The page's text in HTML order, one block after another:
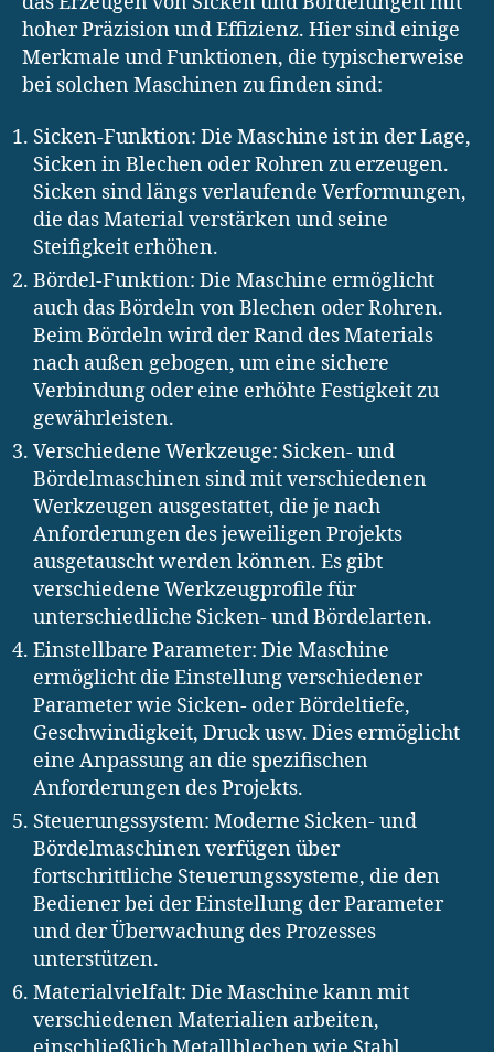
hoher Präzision und Effizienz. Hier sind einige
Merkmale und Funktionen, die typischerweise
bei solchen Maschinen zu finden sind:
Sicken-Funktion: Die Maschine ist in der Lage,
Sicken in Blechen oder Rohren zu erzeugen.
Sicken sind längs verlaufende Verformungen,
die das Material verstärken und seine
Steifigkeit erhöhen.
Bördel-Funktion: Die Maschine ermöglicht
auch das Bördeln von Blechen oder Rohren.
Beim Bördeln wird der Rand des Materials
nach außen gebogen, um eine sichere
Verbindung oder eine erhöhte Festigkeit zu
gewährleisten.
Verschiedene Werkzeuge: Sicken- und
Bördelmaschinen sind mit verschiedenen
Werkzeugen ausgestattet, die je nach
Anforderungen des jeweiligen Projekts
ausgetauscht werden können. Es gibt
verschiedene Werkzeugprofile für
unterschiedliche Sicken- und Bördelarten.
Einstellbare Parameter: Die Maschine
ermöglicht die Einstellung verschiedener
Parameter wie Sicken- oder Bördeltiefe,
Geschwindigkeit, Druck usw. Dies ermöglicht
eine Anpassung an die spezifischen
Anforderungen des Projekts.
Steuerungssystem: Moderne Sicken- und
Bördelmaschinen verfügen über
fortschrittliche Steuerungssysteme, die den
Bediener bei der Einstellung der Parameter
und der Überwachung des Prozesses
unterstützen.
Materialvielfalt: Die Maschine kann mit
verschiedenen Materialien arbeiten,